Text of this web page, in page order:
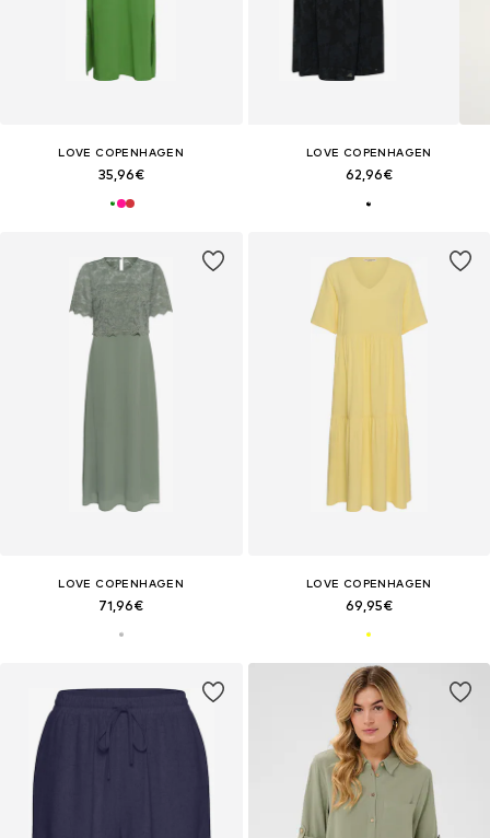
LOVE COPENHAGEN
35,96€
LOVE COPENHAGEN
62,96€
LOVE COPENHAGEN
71,96€
LOVE COPENHAGEN
69,95€